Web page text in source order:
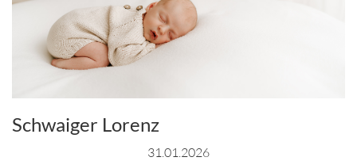
Schwaiger Lorenz
31.01.2026